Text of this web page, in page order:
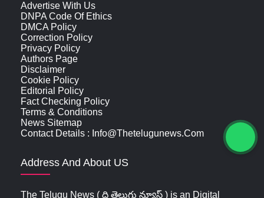
Advertise With Us
DNPA Code Of Ethics
DMCA Policy
Correction Policy
Privacy Policy
Authors Page
Disclaimer
Cookie Policy
Editorial Policy
Fact Checking Policy
Terms & Conditions
News Sitemap
Contact Details : Info@thetelugunews.com
Address And About US
The Telugu News ( ది తెలుగు న్యూస్‌ ) is an Digital